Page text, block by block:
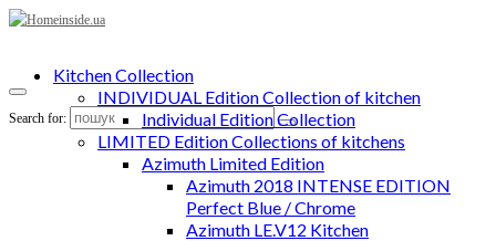
Search for:
Kitchen Collection
INDIVIDUAL Edition Collection of kitchen
Individual Edition Collection
LIMITED Edition Collections of kitchens
Azimuth Limited Edition
Azimuth 2018 INTENSE EDITION
Perfect Blue / Chrome
Azimuth LE.V12 Kitchen